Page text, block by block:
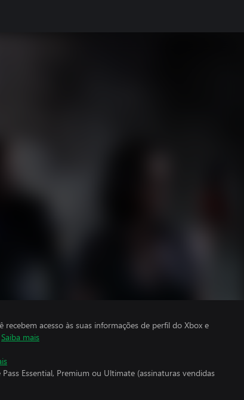
acesso às suas informações de perfil do Xbox e
Saiba mais
Essential, Premium ou Ultimate (assinaturas vendidas